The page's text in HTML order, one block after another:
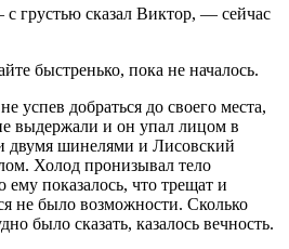
грустью сказал Виктор, — сейчас
быстренько, пока не началось.
успев добраться до своего места,
выдержали и он упал лицом в
двумя шинелями и Лисовский
Холод пронизывал тело
ему показалось, что трещат и
не было возможности. Сколько
было сказать, казалось вечность.